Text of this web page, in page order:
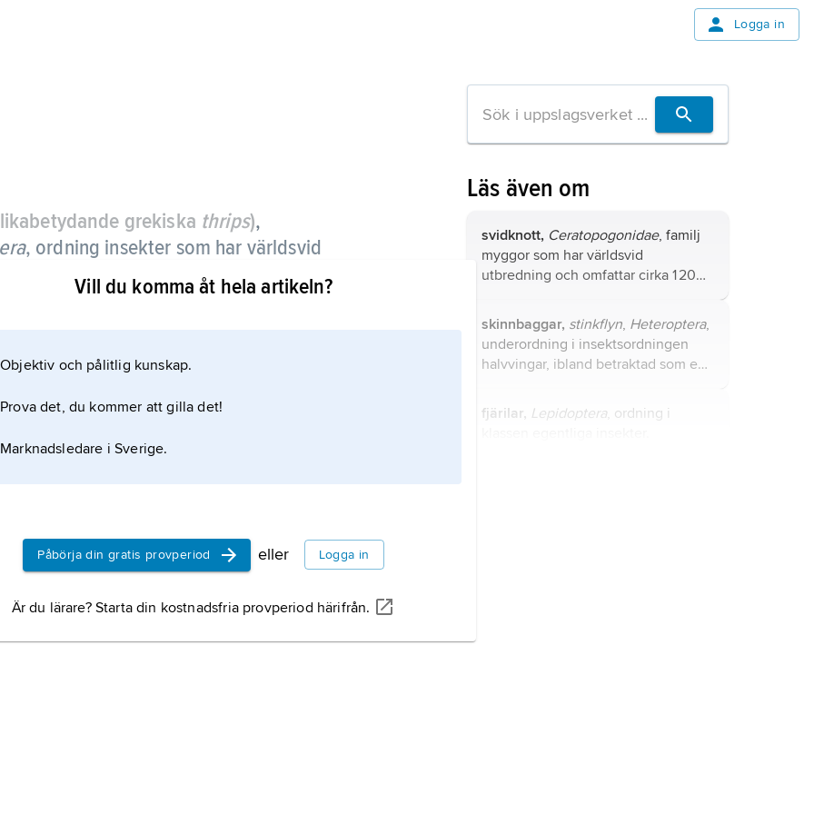
Logga in
grekiska thrips),
, ordning insekter som har världsvid
varav 100 i Sverige.
arter högst 3 mm) och gula–mörkbruna och har
och i vila hålls bakåtlagda. Vid stilla,
antal (”åskflugor”). Vissa är kortvingade eller
Vill du komma åt hela artikeln?
Objektiv och pålitlig kunskap.
Prova det, du kommer att gilla det!
Marknadsledare i Sverige.
Påbörja din gratis provperiod eller Logga in
Är du lärare? Starta din kostnadsfria provperiod härifrån.
Läs även om
svidknott, Ceratopogonidae, familj
myggor som har världsvid
utbredning och omfattar cirka 1 200
regionen), varav 53 i Sverige.
skinnbaggar, stinkflyn, Heteroptera,
underordning i insektsordningen
halvvingar, ibland betraktad som en
fjärilar, Lepidoptera , ordning i